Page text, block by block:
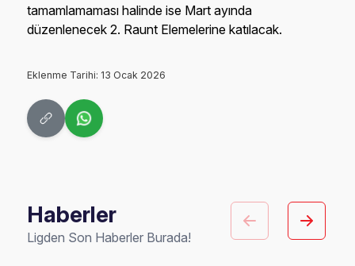
tamamlamaması halinde ise Mart ayında
düzenlenecek 2. Raunt Elemelerine katılacak.
Eklenme Tarihi: 13 Ocak 2026
Haberler
Ligden Son Haberler Burada!